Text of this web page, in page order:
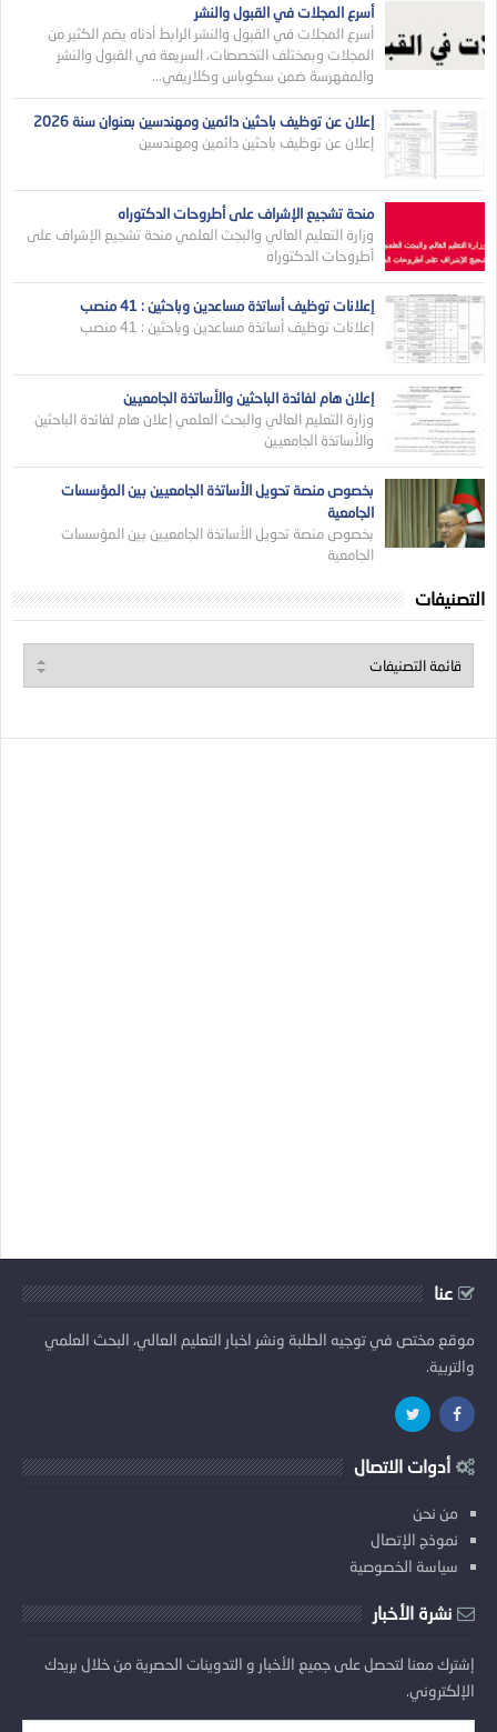
أسرع المجلات في القبول والنشر
أسرع المجلات في القبول والنشر الرابط أدناه يضم الكثير من
المجلات وبمختلف التخصصات، السريعة في القبول والنشر
والمفهرسة ضمن سكوباس وكلاريفي...
إعلان عن توظيف باحثين دائمين ومهندسين بعنوان سنة 2026
إعلان عن توظيف باحثين دائمين ومهندسين
منحة تشجيع الإشراف على أطروحات الدكتوراه
وزارة التعليم العالي والبجث العلمي منحة تشجيع الإشراف على
أطروحات الدكتوراه
إعلانات توظيف أساتذة مساعدين وباحثين : 41 منصب
إعلانات توظيف أساتذة مساعدين وباحثين : 41 منصب
إعلان هام لفائدة الباحثين والأساتذة الجامعيين
وزارة التعليم العالي والبحث العلمي إعلان هام لفائدة الباحثين
والأساتذة الجامعيين
بخصوص منصة تحويل الأساتذة الجامعيين بين المؤسسات
الجامعية
بخصوص منصة تحويل الأساتذة الجامعيين بين المؤسسات
الجامعية
التصنيفات
عنا
موقع مختص في توجيه الطلبة ونشر اخبار التعليم العالي، البحث العلمي
والتربية.
أدوات الاتصال
من نحن
نموذج الإتصال
سياسة الخصوصية
نشرة الأخبار
إشترك معنا لتحصل على جميع الأخبار و التدوينات الحصرية من خلال بريدك
الإلكتروني.